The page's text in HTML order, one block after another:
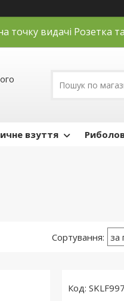
точку видачі Розетка
взуття